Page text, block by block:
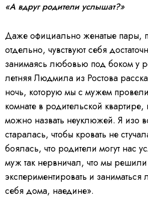
«А вдруг родители услышат?»
Даже официально женатые пары,
отдельно, чувствуют себя
занимаясь любовью под боком у
летняя Людмила из Ростова
ночь, которую мы с мужем
комнате в родительской
можно назвать неуклюжей. Я изо
старалась, чтобы кровать не
боялась, что родители могут нас
муж так нервничал, что мы
экспериментировать и
себя дома, наедине».